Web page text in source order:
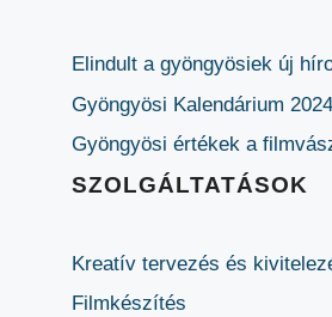
Elindult a gyöngyösiek új
Gyöngyösi Kalendárium 2024
Gyöngyösi értékek a
SZOLGÁLTATÁSOK
Kreatív tervezés és
Filmkészítés